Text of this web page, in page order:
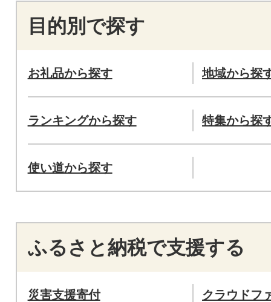
目的別で探す
お礼品から探す 地域から探
ランキングから探す 特集から探
使い道から探す
ふるさと納税で支援する
災害支援寄付 クラウドフ